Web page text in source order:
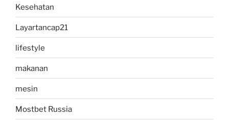
Kesehatan
Layartancap21
lifestyle
makanan
mesin
Mostbet Russia